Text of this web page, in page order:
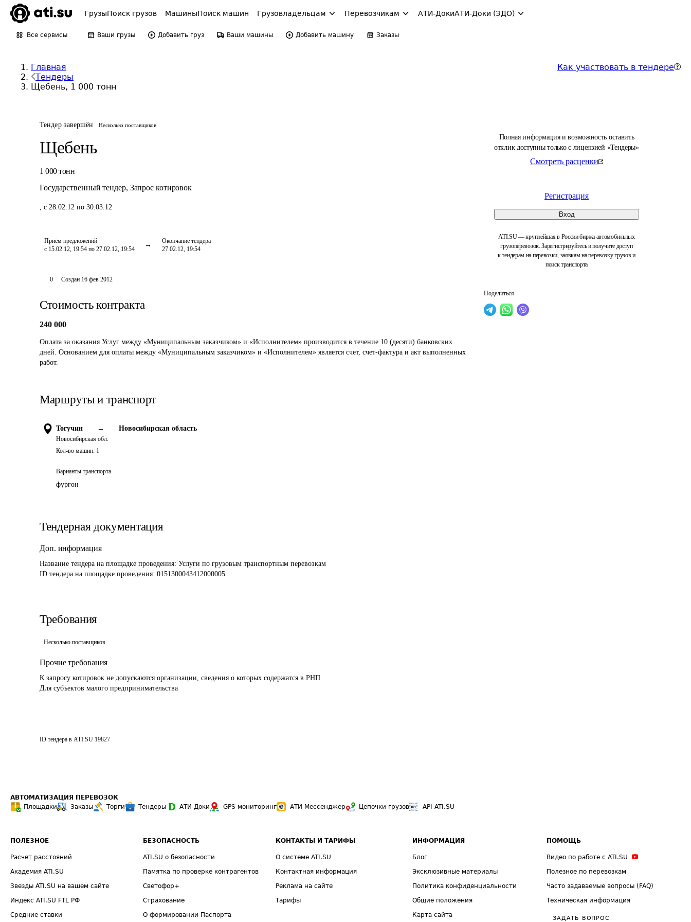
ГрузыПоиск грузов МашиныПоиск машин Грузовладельцам Перевозчикам АТИ-ДокиАТИ-Доки (ЭДО)
Все сервисы Ваши грузы Добавить груз Ваши машины Добавить машину Заказы
Главная
Тендеры
Щебень, 1 000 тонн
Как участвовать в тендере
Тендер завершён Несколько поставщиков
Щебень
1 000 тонн
Государственный тендер, Запрос котировок
, с 28.02.12 по 30.03.12
Приём предложений
с 15.02.12, 19:54 по 27.02.12, 19:54
Окончание тендера
27.02.12, 19:54
Полная информация и возможность оставить
отклик доступны только с лицензией «Тендеры»
Смотреть расценки
Регистрация
Вход
ATI.SU — крупнейшая в России биржа автомобильных
грузоперевозок. Зарегистрируйтесь и получите доступ
к тендерам на перевозки, заявкам на перевозку грузов и
поиск транспорта
Поделиться
0 Создан 16 фев 2012
Стоимость контракта
240 000
Оплата за оказания Услуг между «Муниципальным заказчиком» и «Исполнителем» производится в течение 10 (десяти) банковских
дней. Основанием для оплаты между «Муниципальным заказчиком» и «Исполнителем» является счет, счет-фактура и акт выполненных
работ.
Маршруты и транспорт
Тогучин →
Новосибирская обл.
Новосибирская область
Кол-во машин: 1
Варианты транспорта
фургон
Тендерная документация
Доп. информация
Название тендера на площадке проведения: Услуги по грузовым транспортным перевозкам
ID тендера на площадке проведения: 0151300043412000005
Требования
Несколько поставщиков
Прочие требования
К запросу котировок не допускаются организации, сведения о которых содержатся в РНП
Для субъектов малого предпринимательства
ID тендера в ATI.SU 19827
АВТОМАТИЗАЦИЯ ПЕРЕВОЗОК
Площадки
Заказы Торги Тендеры АТИ-Доки GPS-мониторинг АТИ Мессенджер Цепочки грузов API ATI.SU
ПОЛЕЗНОЕ
Расчет расстояний
Академия ATI.SU
Звезды ATI.SU на вашем сайте
Индекс ATI.SU FTL РФ
Средние ставки
БЕЗОПАСНОСТЬ
ATI.SU о безопасности
Памятка по проверке контрагентов
Светофор+
Страхование
О формировании Паспорта
КОНТАКТЫ И ТАРИФЫ
О системе ATI.SU
Контактная информация
Реклама на сайте
Тарифы
ИНФОРМАЦИЯ
Блог
Эксклюзивные материалы
Политика конфиденциальности
Общие положения
Карта сайта
ПОМОЩЬ
Видео по работе с ATI.SU
Полезное по перевозкам
Часто задаваемые вопросы (FAQ)
Техническая информация
ЗАДАТЬ ВОПРОС